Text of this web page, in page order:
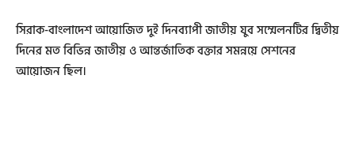
সিরাক-বাংলাদেশ আয়োজিত দুই দিনব্যাপী জাতীয় যুব সম্মেলনটির দ্বিতীয়
দিনের মত বিভিন্ন জাতীয় ও আন্তর্জাতিক বক্তার সমন্নয়ে সেশনের
আয়োজন ছিল।